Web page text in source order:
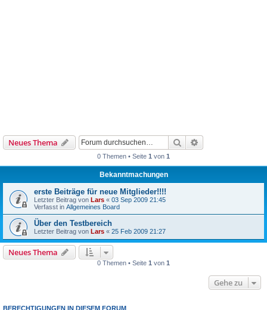
Neues Thema Suche
0 Themen • Seite 1 von 1
Bekanntmachungen
erste Beiträge für neue Mitglieder!!!!
Letzter Beitrag von Lars « 03 Sep 2009 21:45
Verfasst in Allgemeines Board
Über den Testbereich
Letzter Beitrag von Lars « 25 Feb 2009 21:27
Neues Thema
0 Themen • Seite 1 von 1
Gehe zu
BERECHTIGUNGEN IN DIESEM FORUM